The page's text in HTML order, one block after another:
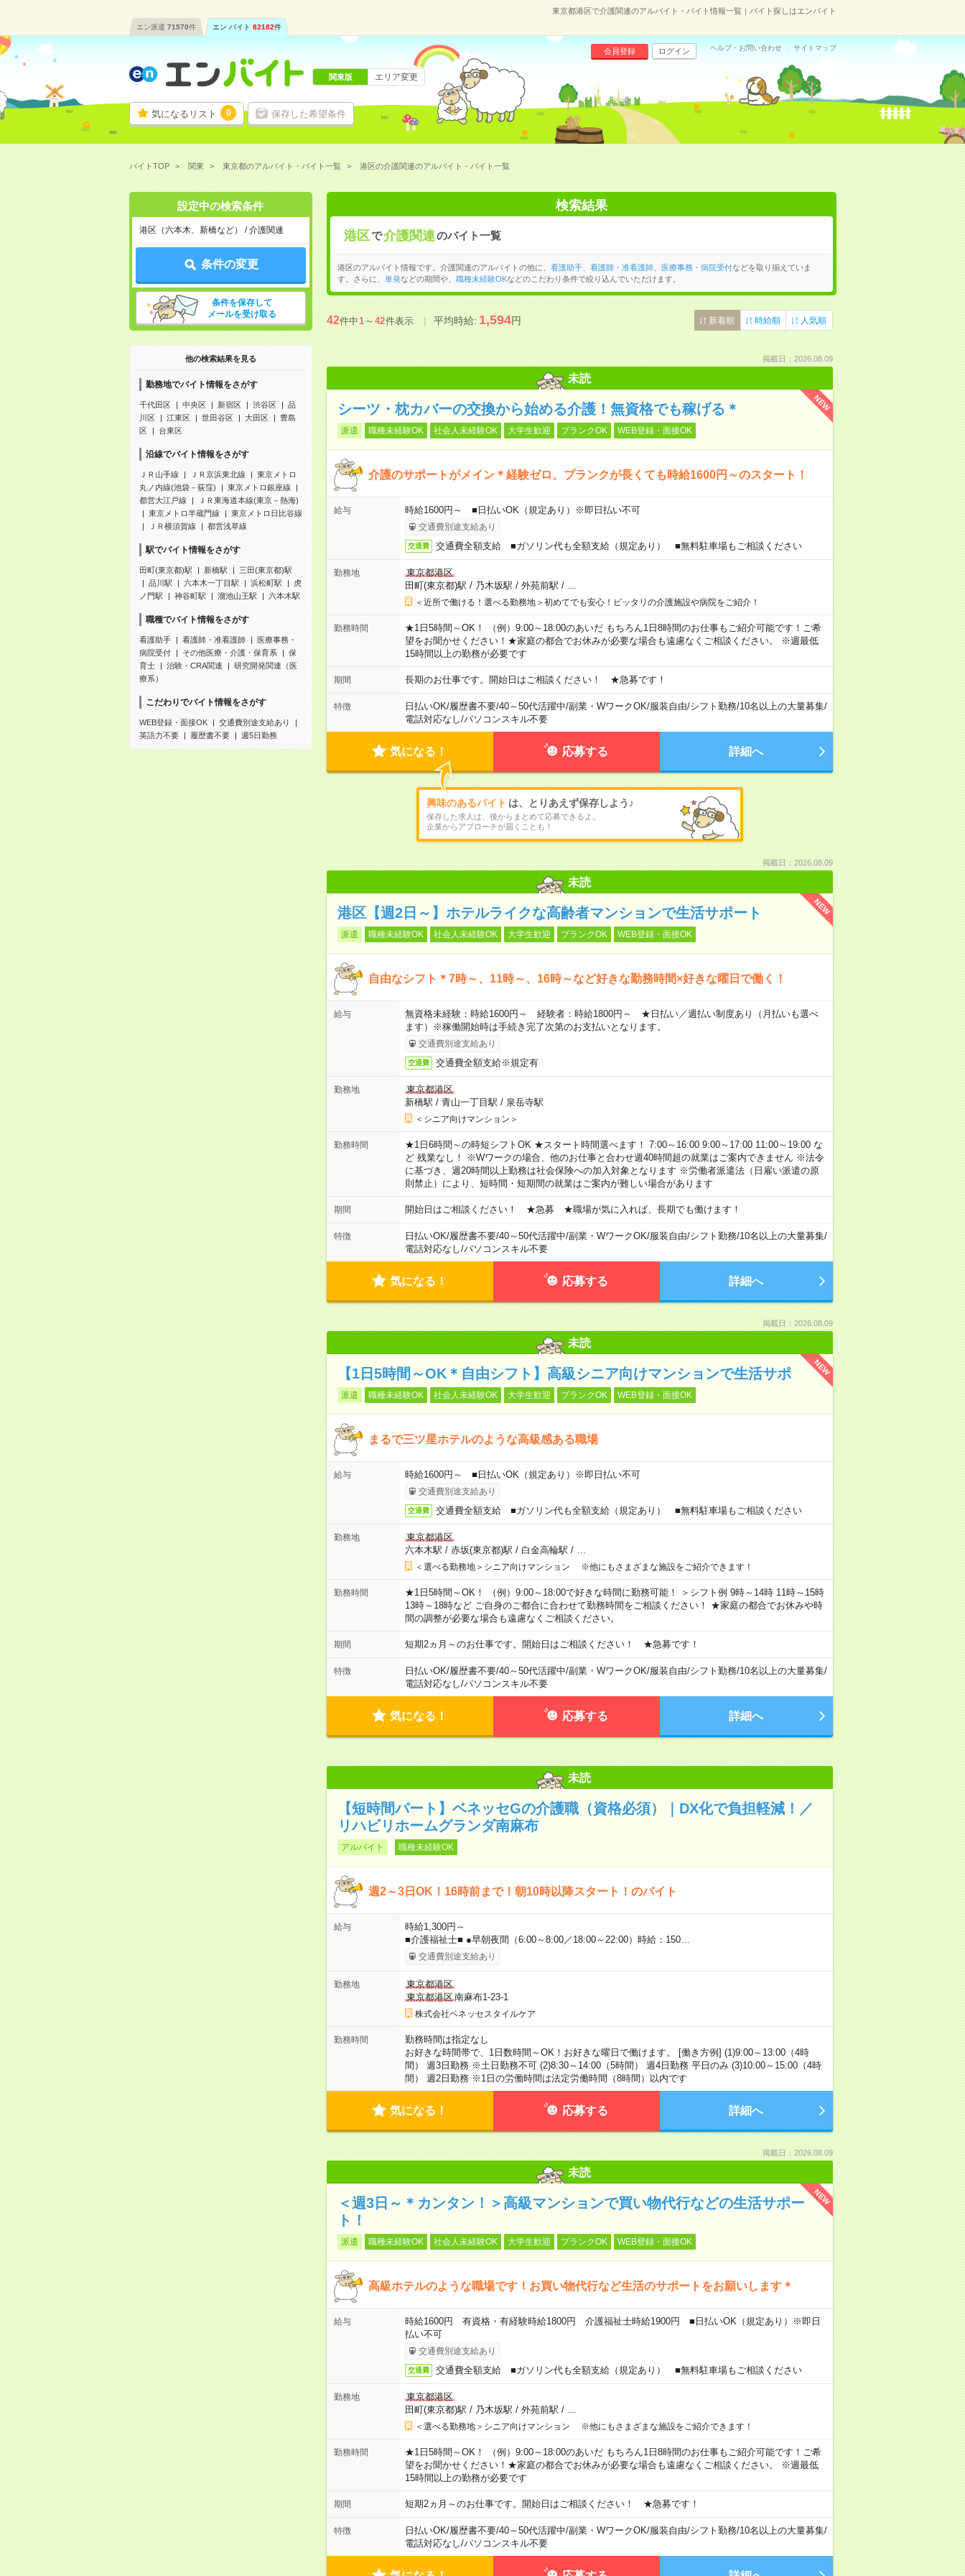
東京都港区で介護関連のアルバイト・バイト情報一覧｜バイト探しはエンバイト
エン派遣 71570件 エン バイト 82182件
気になるリスト 0 保存した希望条件
会員登録 ログイン ヘルプ・お問い合わせ サイトマップ
関東版 エリア変更
バイトTOP 関東 東京都のアルバイト・バイト一覧 港区の介護関連のアルバイト・バイト一覧
設定中の検索条件
港区（六本木、新橋など） / 介護関連
条件の変更
条件を保存して
メールを受け取る
他の検索結果を見る
勤務地でバイト情報をさがす
千代田区 中央区 新宿区 渋谷区
品
川区
江東区 世田谷区 大田区
豊島
区
台東区
沿線でバイト情報をさがす
ＪＲ山手線 ＪＲ京浜東北線
東京メトロ
丸ノ内線(池袋－荻窪)
東京メトロ銀座線
都営大江戸線
ＪＲ東海道本線(東京－熱海)
東京メトロ半蔵門線
東京メトロ日比谷線
ＪＲ横須賀線
都営浅草線
駅でバイト情報をさがす
田町(東京都)駅 新橋駅
三田(東京都)駅
品川駅
六本木一丁目駅 浜松町駅
虎
ノ門駅
神谷町駅 溜池山王駅 六本木駅
職種でバイト情報をさがす
看護助手 看護師・准看護師
医療事務・
病院受付
その他医療・介護・保育系
保
育士
治験・CRA関連
研究開発関連（医
療系）
こだわりでバイト情報をさがす
WEB登録・面接OK
交通費別途支給あり
英語力不要
履歴書不要 週5日勤務
検索結果
港区で介護関連のバイト一覧
港区のアルバイト情報です。介護関連のアルバイトの他に、 看護助手、 看護師・准看護師、 医療事務・病院受付などを取り揃えていま
す。さらに、
単発などの期間や、 職種未経験OKなどのこだわり条件で絞り込んでいただけます。
42件中1～42件表示 平均時給:1,594円 新着順 時給順 人気順
掲載日：2026.08.09
未読
NEW
シーツ・枕カバーの交換から始める介護！無資格でも稼げる＊
派遣 職種未経験OK 社会人未経験OK 大学生歓迎 ブランクOK WEB登録・面接OK
介護のサポートがメイン＊経験ゼロ、ブランクが長くても時給1600円～のスタート！
給与 時給1600円～ ■日払いOK（規定あり）※即日払い不可
交通費別途支給あり
交通費 交通費全額支給 ■ガソリン代も全額支給（規定あり） ■無料駐車場もご相談ください
勤務地
東京都港区
田町(東京都)駅 / 乃木坂駅 / 外苑前駅 /
＜近所で働ける！選べる勤務地＞初めてでも安心！ピッタリの介護施設や病院をご紹介！
勤務時間
★1日5時間～OK！ （例）9:00～18:00のあいだ もちろん1日8時間のお仕事もご紹介可能です！ご希
望をお聞かせください！★家庭の都合でお休みが必要な場合も遠慮なくご相談ください。 ※週最低
15時間以上の勤務が必要です
期間 長期のお仕事です。開始日はご相談ください！ ★急募です！
特徴 日払いOK/履歴書不要/40～50代活躍中/副業・WワークOK/服装自由/シフト勤務/10名以上の大量募集/
電話対応なし/パソコンスキル不要
気になる！ 応募する 詳細へ
興味のあるバイト は、とりあえず保存しよう♪
保存した求人は、後からまとめて応募できるよ。
企業からアプローチが届くことも！
掲載日：2026.08.09
未読
NEW
港区【週2日～】ホテルライクな高齢者マンションで生活サポート
派遣 職種未経験OK 社会人未経験OK 大学生歓迎 ブランクOK WEB登録・面接OK
自由なシフト＊7時～、11時～、16時～など好きな勤務時間×好きな曜日で働く！
給与
無資格未経験：時給1600円～ 経験者：時給1800円～ ★日払い／週払い制度あり（月払いも選べ
ます）※稼働開始時は手続き完了次第のお支払いとなります。
交通費別途支給あり
交通費 交通費全額支給※規定有
勤務地
東京都港区
新橋駅 / 青山一丁目駅 / 泉岳寺駅
＜シニア向けマンション＞
勤務時間
★1日6時間～の時短シフトOK ★スタート時間選べます！ 7:00～16:00 9:00～17:00 11:00～19:00 な
ど 残業なし！ ※Wワークの場合、他のお仕事と合わせ週40時間超の就業はご案内できません ※法令
に基づき、週20時間以上勤務は社会保険への加入対象となります ※労働者派遣法（日雇い派遣の原
則禁止）により、短時間・短期間の就業はご案内が難しい場合があります
期間 開始日はご相談ください！ ★急募 ★職場が気に入れば、長期でも働けます！
特徴 日払いOK/履歴書不要/40～50代活躍中/副業・WワークOK/服装自由/シフト勤務/10名以上の大量募集/
電話対応なし/パソコンスキル不要
気になる！ 応募する 詳細へ
掲載日：2026.08.09
未読
NEW
【1日5時間～OK＊自由シフト】高級シニア向けマンションで生活サポ
派遣 職種未経験OK 社会人未経験OK 大学生歓迎 ブランクOK WEB登録・面接OK
まるで三ツ星ホテルのような高級感ある職場
給与 時給1600円～ ■日払いOK（規定あり）※即日払い不可
交通費別途支給あり
交通費 交通費全額支給 ■ガソリン代も全額支給（規定あり） ■無料駐車場もご相談ください
勤務地
東京都港区
六本木駅 / 赤坂(東京都)駅 / 白金高輪駅 /
＜選べる勤務地＞シニア向けマンション ※他にもさまざまな施設をご紹介できます！
勤務時間
★1日5時間～OK！ （例）9:00～18:00で好きな時間に勤務可能！ ＞シフト例 9時～14時 11時～15時
13時～18時など ご自身のご都合に合わせて勤務時間をご相談ください！ ★家庭の都合でお休みや時
間の調整が必要な場合も遠慮なくご相談ください。
期間 短期2ヵ月～のお仕事です。開始日はご相談ください！ ★急募です！
特徴 日払いOK/履歴書不要/40～50代活躍中/副業・WワークOK/服装自由/シフト勤務/10名以上の大量募集/
電話対応なし/パソコンスキル不要
気になる！ 応募する 詳細へ
未読
【短時間パート】ベネッセGの介護職（資格必須）｜DX化で負担軽減！／
リハビリホームグランダ南麻布
アルバイト 職種未経験OK
週2～3日OK！16時前まで！朝10時以降スタート！のバイト
給与
時給1,300円～
■介護福祉士■ ●早朝夜間（6:00～8:00／18:00～22:00）時給：150…
交通費別途支給あり
勤務地
東京都港区
東京都港区南麻布1-23-1
株式会社ベネッセスタイルケア
勤務時間
勤務時間は指定なし
お好きな時間帯で、1日数時間～OK！お好きな曜日で働けます。 [働き方例] (1)9:00～13:00（4時
間） 週3日勤務 ※土日勤務不可 (2)8:30～14:00（5時間） 週4日勤務 平日のみ (3)10:00～15:00（4時
間） 週2日勤務 ※1日の労働時間は法定労働時間（8時間）以内です
気になる！ 応募する 詳細へ
掲載日：2026.08.09
未読
NEW
＜週3日～＊カンタン！＞高級マンションで買い物代行などの生活サポー
ト！
派遣 職種未経験OK 社会人未経験OK 大学生歓迎 ブランクOK WEB登録・面接OK
高級ホテルのような職場です！お買い物代行など生活のサポートをお願いします＊
給与
時給1600円 有資格・有経験時給1800円 介護福祉士時給1900円 ■日払いOK（規定あり）※即日
払い不可
交通費別途支給あり
交通費 交通費全額支給 ■ガソリン代も全額支給（規定あり） ■無料駐車場もご相談ください
勤務地
東京都港区
田町(東京都)駅 / 乃木坂駅 / 外苑前駅 /
＜選べる勤務地＞シニア向けマンション ※他にもさまざまな施設をご紹介できます！
勤務時間
★1日5時間～OK！ （例）9:00～18:00のあいだ もちろん1日8時間のお仕事もご紹介可能です！ご希
望をお聞かせください！★家庭の都合でお休みが必要な場合も遠慮なくご相談ください。 ※週最低
15時間以上の勤務が必要です
期間 短期2ヵ月～のお仕事です。開始日はご相談ください！ ★急募です！
特徴 日払いOK/履歴書不要/40～50代活躍中/副業・WワークOK/服装自由/シフト勤務/10名以上の大量募集/
電話対応なし/パソコンスキル不要